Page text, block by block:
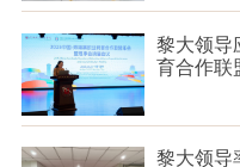
黎大领导
育合作联
黎大领导